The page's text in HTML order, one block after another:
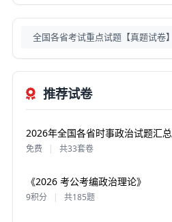
全国各省考试重点试题【真题试卷】
推荐试卷
2026年全国各省时事政治试题汇总
免费 | 共33套卷
《2026 考公考编政治理论》
9积分 | 共185题